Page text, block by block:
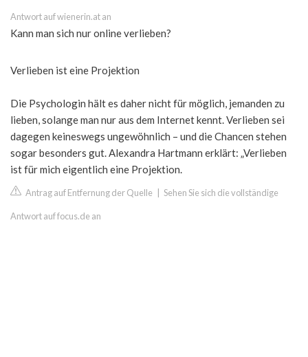
Antwort auf wienerin.at an
Kann man sich nur online verlieben?
Verlieben ist eine Projektion
Die Psychologin hält es daher nicht für möglich, jemanden zu
lieben, solange man nur aus dem Internet kennt. Verlieben sei
dagegen keineswegs ungewöhnlich – und die Chancen stehen
sogar besonders gut. Alexandra Hartmann erklärt: „Verlieben
ist für mich eigentlich eine Projektion.
Antrag auf Entfernung der Quelle Sehen Sie sich die vollständige
Antwort auf focus.de an